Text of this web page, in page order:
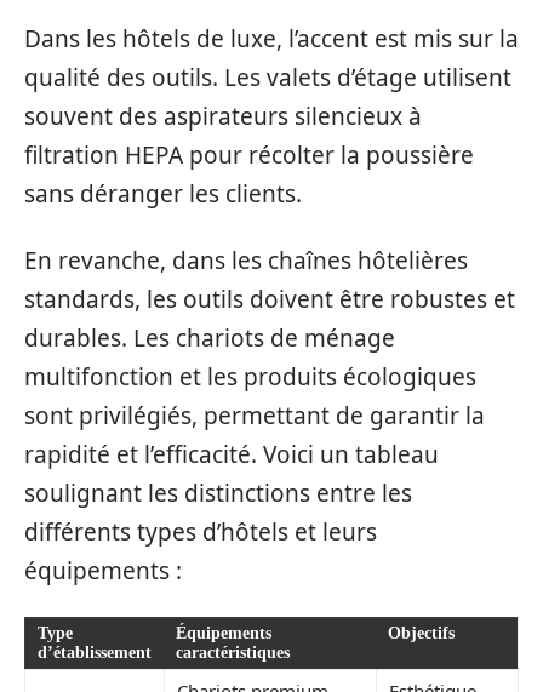
Dans les hôtels de luxe, l’accent est mis sur la
qualité des outils. Les valets d’étage utilisent
souvent des aspirateurs silencieux à
filtration HEPA pour récolter la poussière
sans déranger les clients.
En revanche, dans les chaînes hôtelières
standards, les outils doivent être robustes et
durables. Les chariots de ménage
multifonction et les produits écologiques
sont privilégiés, permettant de garantir la
rapidité et l’efficacité. Voici un tableau
soulignant les distinctions entre les
différents types d’hôtels et leurs
équipements :
Type
d’établissement
Équipements
caractéristiques
Objectifs